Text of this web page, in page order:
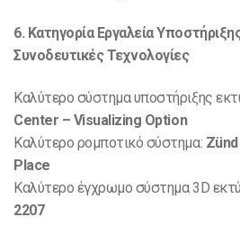
6. Κατηγορία Εργαλεία
Συνοδευτικές Τεχνολογίες
Καλύτερο σύστημα υποστήριξης
Center – Visualizing Option
Καλύτερο ρομποτικό σύστημα:
Place
Καλύτερο έγχρωμο σύστημα 3D
2207